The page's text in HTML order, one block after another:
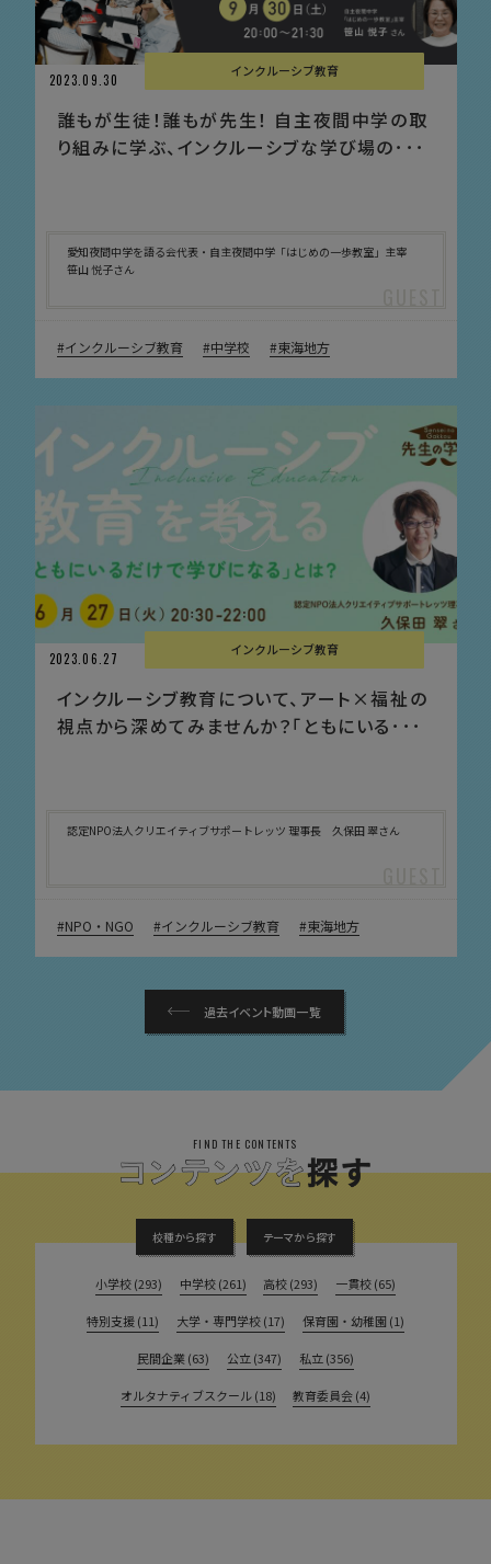
2023.09.30
インクルーシブ教育
誰もが生徒！誰もが先生！ 自主夜間中学の取
り組みに学ぶ、インクルーシブな学び場の･･･
愛知夜間中学を語る会代表・自主夜間中学「はじめの一歩教室」主宰
笹山 悦子さん
インクルーシブ教育 中学校 東海地方
2023.06.27
インクルーシブ教育
インクルーシブ教育について、アート×福祉の
視点から深めてみませんか？「ともにいる･･･
認定NPO法人クリエイティブサポートレッツ 理事長 久保田 翠さん
NPO・NGO インクルーシブ教育 東海地方
過去イベント動画一覧
FIND THE CONTENTS
校種から探す テーマから探す
小学校 (293) 中学校 (261) 高校 (293) 一貫校 (65)
特別支援 (11) 大学・専門学校 (17) 保育園・幼稚園 (1)
民間企業 (63) 公立 (347) 私立 (356)
オルタナティブスクール (18) 教育委員会 (4)